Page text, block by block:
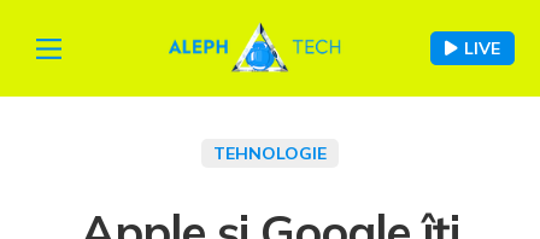
LIVE
TEHNOLOGIE